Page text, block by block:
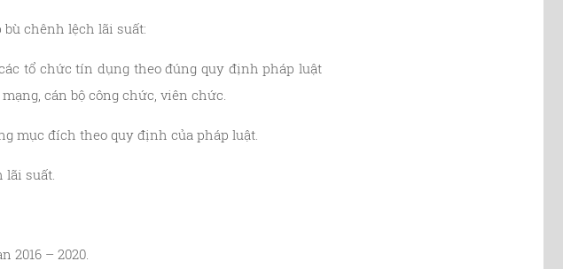
chênh lệch lãi suất:
tổ chức tín dụng theo đúng quy định pháp luật
cán bộ công chức, viên chức.
mục đích theo quy định của pháp luật.
lãi suất.
2016 – 2020.